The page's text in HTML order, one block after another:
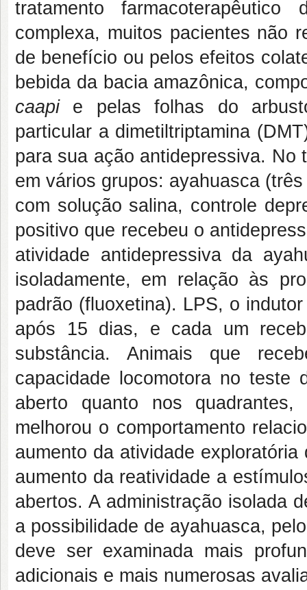
tratamento
complexa, muitos pacientes não
de benefício ou pelos efeitos
bebida da bacia amazônica,
caapie pelas folhas do
particular a dimetiltriptamina
para sua ação antidepressiva. No
em vários grupos: ayahuasca
com solução salina, controle
positivo que recebeu o
atividade antidepressiva da
isoladamente, em relação às
padrão (fluoxetina). LPS, o
após 15 dias, e cada um
substância. Animais que
capacidade locomotora no
aberto quanto nos
melhorou o comportamento
aumento da atividade
aumento da reatividade a
abertos. A administração isolada
a possibilidade de ayahuasca,
deve ser examinada mais
adicionais e mais numerosas